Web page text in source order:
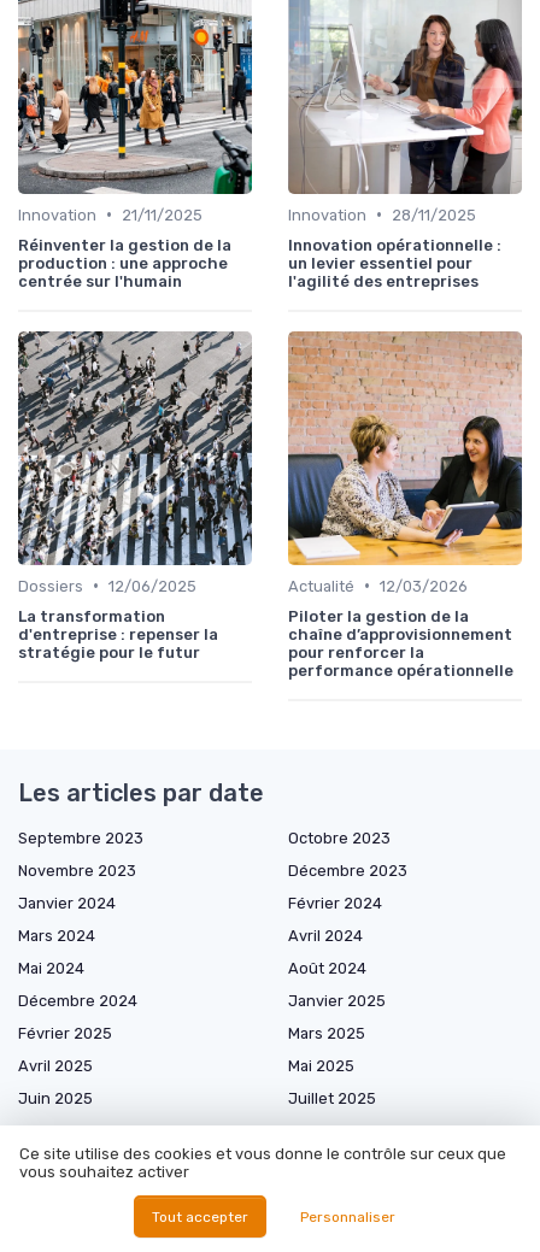
Innovation •
21/11/2025
Réinventer la gestion de la
production : une approche
centrée sur l'humain
Innovation •
28/11/2025
Innovation opérationnelle :
un levier essentiel pour
l'agilité des entreprises
Dossiers • 12/06/2025
La transformation
d'entreprise : repenser la
stratégie pour le futur
Actualité • 12/03/2026
Piloter la gestion de la
chaîne d’approvisionnement
pour renforcer la
performance opérationnelle
Les articles par date
Septembre 2023
Octobre 2023
Novembre 2023
Décembre 2023
Janvier 2024
Février 2024
Mars 2024
Avril 2024
Mai 2024
Août 2024
Décembre 2024
Janvier 2025
Février 2025
Mars 2025
Avril 2025
Mai 2025
Juin 2025
Juillet 2025
Août 2025
Septembre 2025
Octobre 2025
Novembre 2025
Décembre 2025
Mars 2026
Ce site utilise des cookies et vous donne le contrôle sur ceux que
vous souhaitez activer
Tout accepter Personnaliser